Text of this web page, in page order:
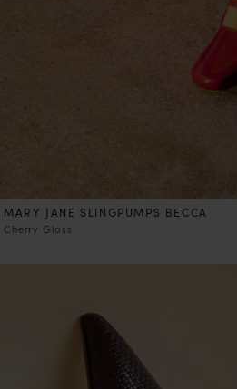
MARY JANE SLINGPUMPS BECCA
Cherry Gloss